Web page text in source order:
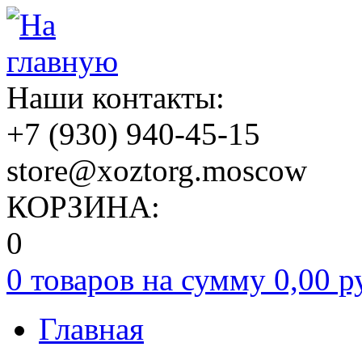
Наши контакты:
+7 (930) 940-45-15
store@xoztorg.moscow
КОРЗИНА:
0
0 товаров на сумму 0,00
Главная